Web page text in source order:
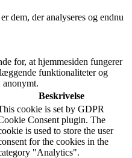
dem, der analyseres og endnu
for, at hjemmesiden fungerer
funktionaliteter og
anonymt.
Beskrivelse
cookie is set by GDPR
Consent plugin. The
is used to store the user
for the cookies in the
"Analytics".